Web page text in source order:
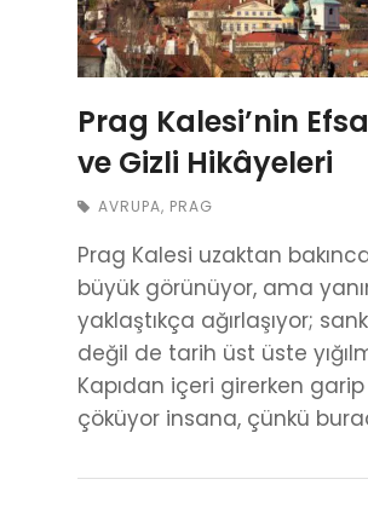
Prag Kalesi’nin
ve Gizli Hikâyeleri
AVRUPA, PRAG
Prag Kalesi uzaktan
büyük görünüyor, ama
yaklaştıkça ağırlaşıyor;
değil de tarih üst üste
Kapıdan içeri girerken
çöküyor insana, çünkü